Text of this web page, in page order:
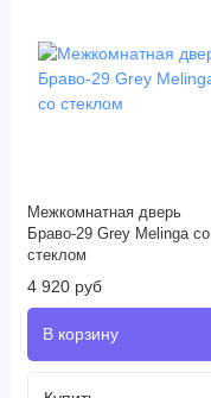
Межкомнатная дверь
Браво-29 Grey Melinga со
стеклом
4 920 руб